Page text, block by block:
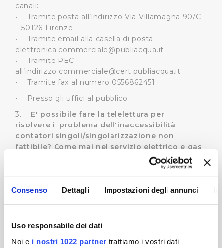
Consenso Dettagli Impostazioni degli annunci
Uso responsabile dei dati
Noi e i nostri 1022 partner trattiamo i vostri dati
canali:
• Tramite posta all’indirizzo Via Villamagna 90/C
– 50126 Firenze
• Tramite email alla casella di posta
elettronica commerciale@publiacqua.it
• Tramite PEC
all’indirizzo commerciale@cert.publiacqua.it
• Tramite fax al numero 0556862451
• Presso gli uffici al pubblico
3. E' possibile fare la telelettura per
risolvere il problema dell'inaccessibilità
contatori singoli/singolarizzazione non
fattibile? Come mai nel servizio elettrico e gas
viene fatta la telelettura? Perché Publiacqua
non può fare i contratti con i singoli
condomini?
I servizi elettrico e gas stanno già attuando la
disciplina la telelettura. Tuttavia Publiacqua sta
contatori con contratto di fornitura diretto ed